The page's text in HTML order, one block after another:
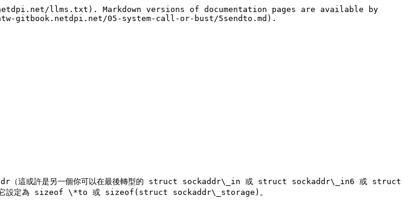
llms.txt). Markdown versions of documentation pages are available by
gitbook.netdpi.net/05-system-call-or-bust/5sendto.md).
（這或許是另一個你可以在最後轉型的 struct sockaddr\_in 或 struct sockaddr\_in6 或 struct
它設定為 sizeof \*to 或 sizeof(struct sockaddr\_storage)。